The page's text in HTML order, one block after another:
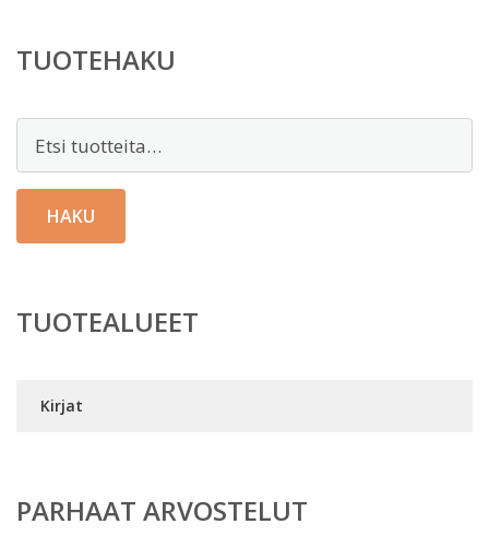
TUOTEHAKU
HAKU
TUOTEALUEET
Kirjat
PARHAAT ARVOSTELUT